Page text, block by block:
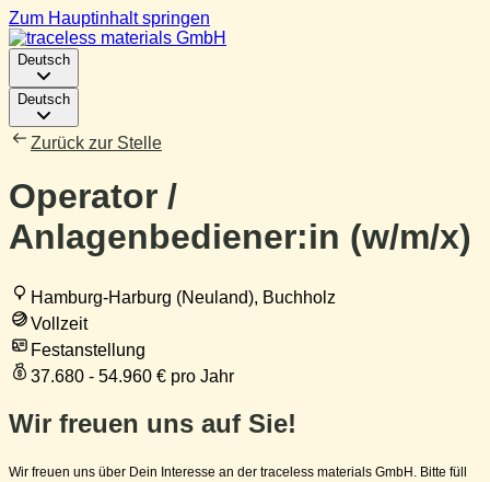
Zum Hauptinhalt springen
Deutsch
Deutsch
Zurück zur Stelle
Operator /
Anlagenbediener:in (w/m/x)
Hamburg-Harburg (Neuland), Buchholz
Vollzeit
Festanstellung
37.680 - 54.960 € pro Jahr
Wir freuen uns auf Sie!
Wir freuen uns über Dein Interesse an der traceless materials GmbH. Bitte füll